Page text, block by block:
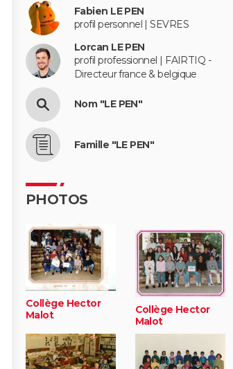
Fabien LE PEN
profil personnel | SEVRES
Lorcan LE PEN
profil professionnel | FAIRTIQ -
Directeur france & belgique
Nom "LE PEN"
Famille "LE PEN"
PHOTOS
Collège Hector
Malot
Collège Hector
Malot